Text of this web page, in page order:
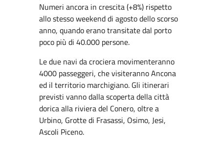
Numeri ancora in crescita (+8%) rispetto
allo stesso weekend di agosto dello scorso
anno, quando erano transitate dal porto
poco più di 40.000 persone.
Le due navi da crociera movimenteranno
4000 passeggeri, che visiteranno Ancona
ed il territorio marchigiano. Gli itinerari
previsti vanno dalla scoperta della città
dorica alla riviera del Conero, oltre a
Urbino, Grotte di Frasassi, Osimo, Jesi,
Ascoli Piceno.